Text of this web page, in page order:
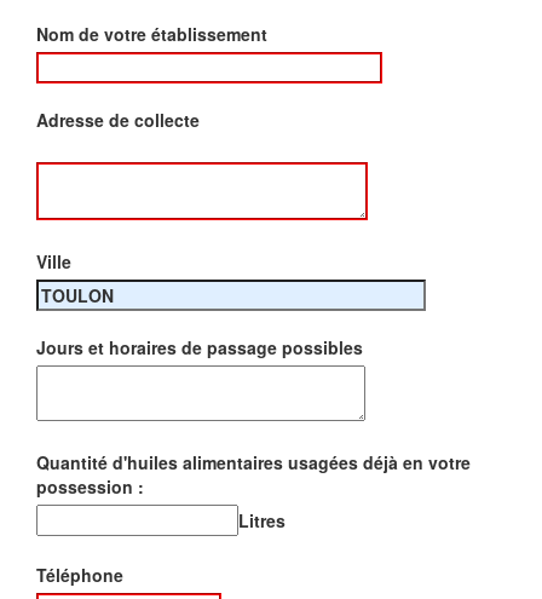
Nom de votre établissement
Adresse de collecte
Ville
Jours et horaires de passage possibles
Quantité d'huiles alimentaires usagées déjà en votre
possession :
Litres
Téléphone